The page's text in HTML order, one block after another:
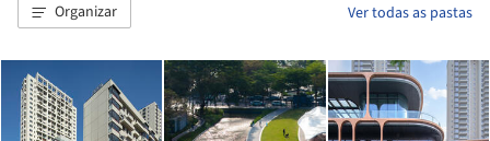
Organizar Ver todas as pastas